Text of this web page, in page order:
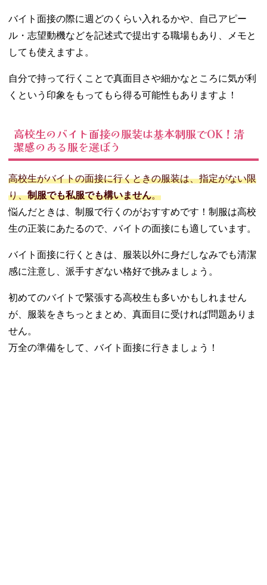
バイト面接の際に週どのくらい入れるかや、自己アピー
ル・志望動機などを記述式で提出する職場もあり、メモと
しても使えますよ。
自分で持って行くことで真面目さや細かなところに気が利
くという印象をもってもら得る可能性もありますよ！
高校生のバイト面接の服装は基本制服でOK！清
潔感のある服を選ぼう
高校生がバイトの面接に行くときの服装は、指定がない限
り、制服でも私服でも構いません。
悩んだときは、制服で行くのがおすすめです！制服は高校
生の正装にあたるので、バイトの面接にも適しています。
バイト面接に行くときは、服装以外に身だしなみでも清潔
感に注意し、派手すぎない格好で挑みましょう。
初めてのバイトで緊張する高校生も多いかもしれません
が、服装をきちっとまとめ、真面目に受ければ問題ありま
せん。
万全の準備をして、バイト面接に行きましょう！